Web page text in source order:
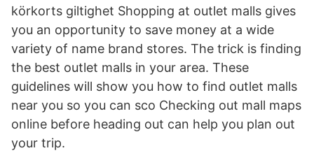
körkorts giltighet Shopping at outlet malls gives
you an opportunity to save money at a wide
variety of name brand stores. The trick is finding
the best outlet malls in your area. These
guidelines will show you how to find outlet malls
near you so you can sco Checking out mall maps
online before heading out can help you plan out
your trip.